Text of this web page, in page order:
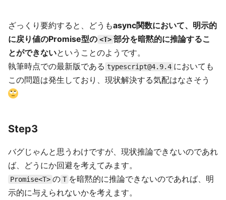
ざっくり要約すると、どうもasync関数において、明示的
に戻り値のPromise型の <T> 部分を暗黙的に推論するこ
とができないということのようです。
執筆時点での最新版である typescript@4.9.4 においても
この問題は発生しており、現状解決する気配はなさそう
Step3
バグじゃんと思うわけですが、現状推論できないのであれ
ば、どうにか回避を考えてみます。
Promise<T> の T を暗黙的に推論できないのであれば、明
示的に与えられないかを考えます。